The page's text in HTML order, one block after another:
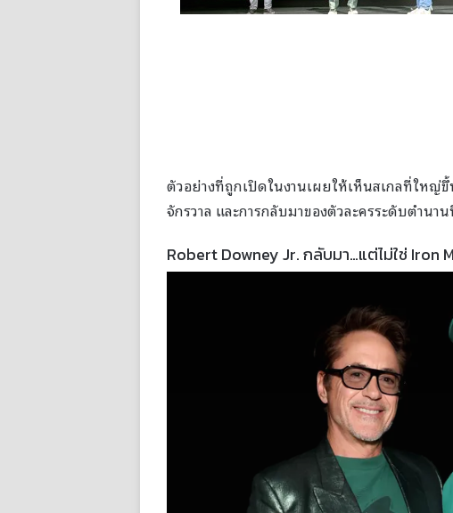
ตัวอย่างที่ถูกเปิดในงานเผยให้เห็นสเกลที่ใหญ่
จักรวาล และการกลับมาของตัวละครระดับตำน
Robert Downey Jr. กลับมา…แต่ไม่ใช่ Iron